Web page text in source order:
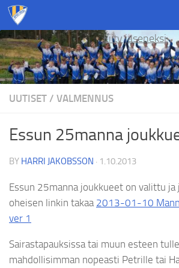
Skip to content
Liity jäseneksi
UUTISET / VALMENNUS
Essun 25manna
BY HARRI JAKOBSSON · 1.10.2013
Essun 25manna joukkueet on valittu
oheisen linkin takaa 2013-01-10
ver 1
Sairastapauksissa tai muun esteen
mahdollisimman nopeasti Petrille tai